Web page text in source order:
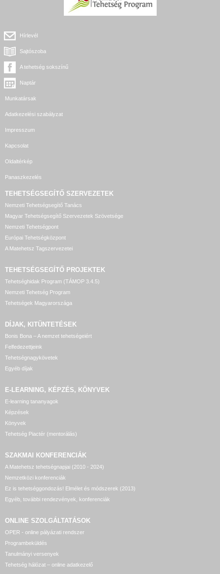
Hírlevél
Sajtószoba
A tehetség sokszínű
Naptár
Munkatársak
Adatkezelési szabályzat
Impresszum
Kapcsolat
Oldaltérkép
Panaszkezelés
TEHETSÉGSEGÍTŐ SZERVEZETEK
Nemzeti Tehetségsegítő Tanács
Magyar Tehetségsegítő Szervezetek Szövetsége
Nemzeti Tehetségpont
Európai Tehetségközpont
A Matehetsz Tagszervezetei
TEHETSÉGSEGÍTŐ PROJEKTEK
Tehetséghidak Program (TÁMOP 3.4.5)
Nemzeti Tehetség Program
Tehetségek Magyarországa
DÍJAK, KITÜNTETÉSEK
Bonis Bona – A nemzet tehetségeiért
Felfedezettjeink
Tehetségnagykövetek
Egyéb díjak
E-LEARNING, KÉPZÉS, KÖNYVEK
E-learning tananyagok
Képzések
Könyvek
Tehetség Piactér (mentorálás)
SZAKMAI KONFERENCIÁK
A Matehetsz tehetségnapjai (2010 - 2024)
Nemzetközi konferenciák
Ez is tehetséggondozás! Elmélet és módszerek (2013)
Egyéb, további rendezvények, konferenciák
ONLINE SZOLGÁLTATÁSOK
OPER - online pályázati rendszer
Programbeküldés
Tanulmányi versenyek
Tehetség hálózat – online adatkezelő